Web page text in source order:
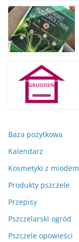
Baza pożytkowa
Kalendarz
Kosmetyki z miodem
Produkty pszczele
Przepisy
Pszczelarski ogród
Pszczele opowieści